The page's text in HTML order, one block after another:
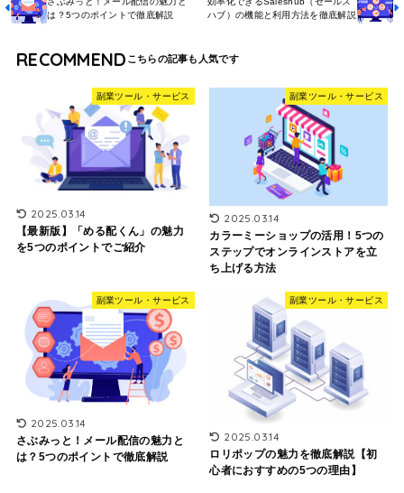
は？5つのポイントで徹底解説
ハブ）の機能と利用方法を徹底解説
RECOMMEND
副業ツール・サービス
2025.03.14
【最新版】「める配くん」の魅力
を5つのポイントでご紹介
副業ツール・サービス
2025.03.14
カラーミーショップの活用！5つの
ステップでオンラインストアを立
ち上げる方法
副業ツール・サービス
2025.03.14
さぶみっと！メール配信の魅力と
は？5つのポイントで徹底解説
副業ツール・サービス
2025.03.14
ロリポップの魅力を徹底解説【初
心者におすすめの5つの理由】